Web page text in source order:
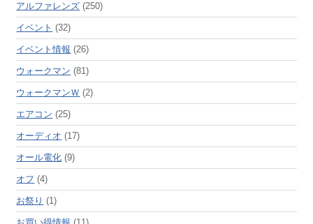
アルファレンズ (250)
イベント (32)
イベント情報 (26)
ウォークマン (81)
ウォークマンＷ (2)
エアコン (25)
オーディオ (17)
オール電化 (9)
オフ (4)
お祭り (1)